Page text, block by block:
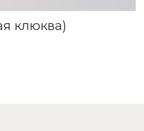
клюква)